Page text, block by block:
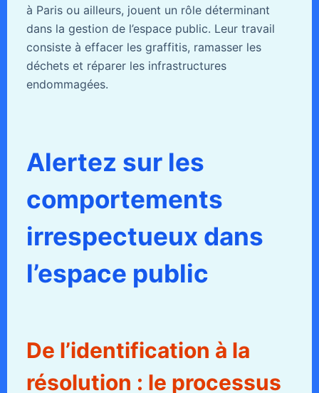
à Paris ou ailleurs, jouent un rôle déterminant
dans la gestion de l’espace public. Leur travail
consiste à effacer les graffitis, ramasser les
déchets et réparer les infrastructures
endommagées.
Alertez sur les
comportements
irrespectueux dans
l’espace public
De l’identification à la
résolution : le processus